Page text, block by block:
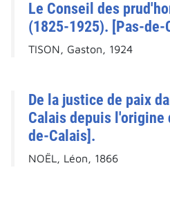
Le Conseil des
(1825-1925). [Pas-de-
TISON, Gaston, 1924
De la justice de paix
Calais depuis
de-Calais].
NOËL, Léon, 1866